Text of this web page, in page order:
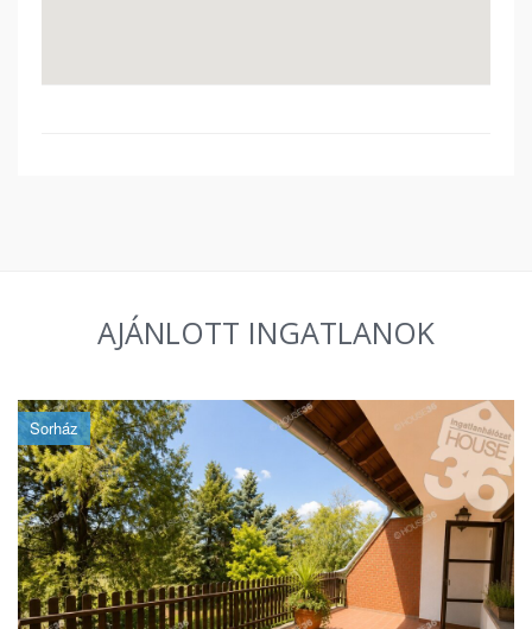
AJÁNLOTT INGATLANOK
Sorház